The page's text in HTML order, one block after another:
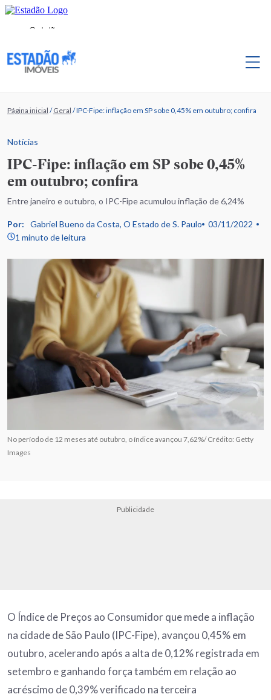
Página inicial /Geral /IPC-Fipe: inflação em SP sobe 0,45% em outubro; confira
Notícias
IPC-Fipe: inflação em SP sobe 0,45%
em outubro; confira
Entre janeiro e outubro, o IPC-Fipe acumulou inflação de 6,24%
Por: Gabriel Bueno da Costa, O Estado de S. Paulo
03/11/2022
1 minuto de leitura
No período de 12 meses até outubro, o índice avançou 7,62%/ Crédito: Getty
Images
Publicidade
O Índice de Preços ao Consumidor que mede a inflação
na cidade de São Paulo (IPC-Fipe), avançou 0,45% em
outubro, acelerando após a alta de 0,12% registrada em
setembro e ganhando força também em relação ao
acréscimo de 0,39% verificado na terceira